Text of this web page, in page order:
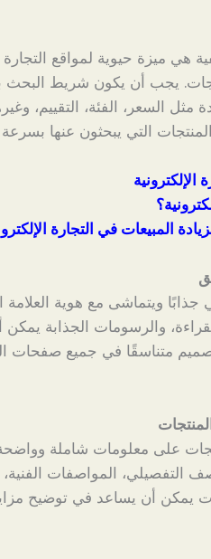
هي ميزة حيوية لمواقع التجارة
يجب أن يكون شريط البحث
مثل السعر، الفئة، التقييم،
التي يبحثون عنها
المبيعات في التجارة
ويتماشى مع هوية العلامة
والرسومات الجذابة
متناسقًا في جميع صفحات
على معلومات شاملة
التفصيلي، المواصفات الفنية،
يمكن أن يساعد في توضيح مزايا